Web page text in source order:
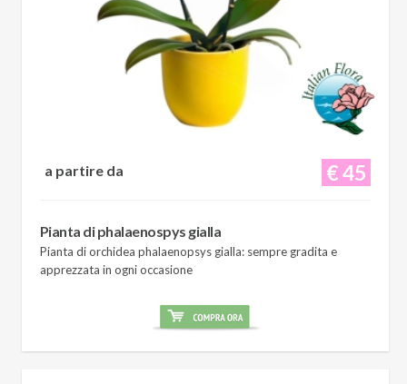
€ 45
a partire da
Pianta di phalaenospys gialla
Pianta di orchidea phalaenopsys gialla: sempre gradita e
apprezzata in ogni occasione